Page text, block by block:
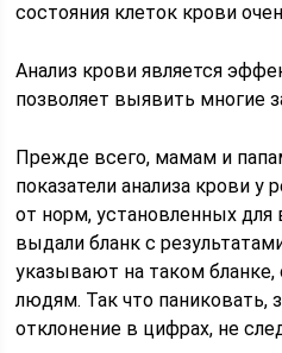
состояния клеток крови
Анализ крови является
позволяет выявить многие
Прежде всего, мамам и
показатели анализа крови у
от норм, установленных
выдали бланк с
указывают на таком
людям. Так что паниковать,
отклонение в цифрах, не